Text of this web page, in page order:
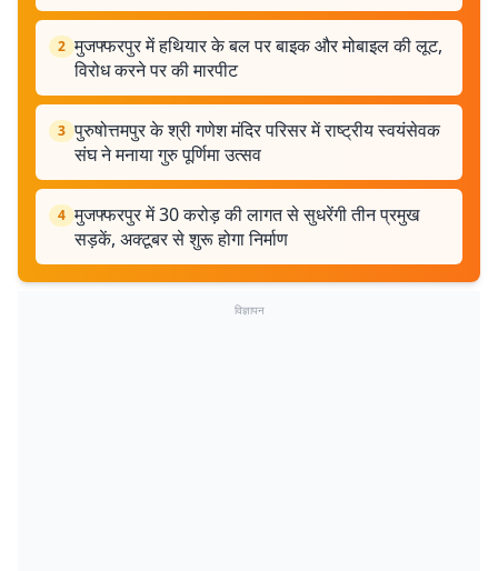
2 मुजफ्फरपुर में हथियार के बल पर बाइक और मोबाइल की लूट,
विरोध करने पर की मारपीट
3 पुरुषोत्तमपुर के श्री गणेश मंदिर परिसर में राष्ट्रीय स्वयंसेवक
संघ ने मनाया गुरु पूर्णिमा उत्सव
4 मुजफ्फरपुर में 30 करोड़ की लागत से सुधरेंगी तीन प्रमुख
सड़कें, अक्टूबर से शुरू होगा निर्माण
विज्ञापन